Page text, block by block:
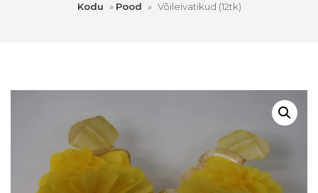
Kodu » Pood » Võileivatikud (12tk)